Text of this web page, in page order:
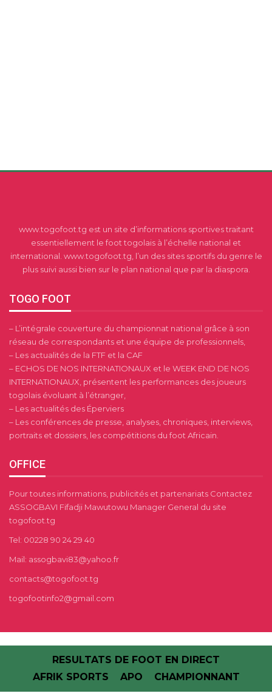
www.togofoot.tg est un site d’informations sportives traitant
essentiellement le foot togolais à l’échelle national et
international. www.togofoot.tg, l’un des sites sportifs du genre le
plus suivi aussi bien sur le plan national que par la diaspora.
TOGO FOOT
– L’intégrale couverture du championnat national grâce à son
réseau de correspondants et une équipe de professionnels,
– Les actualités de la FTF et la CAF
– ECHOS DE NOS INTERNATIONAUX et le WEEK END DE NOS
INTERNATIONAUX, présentent les performances des joueurs
togolais évoluant à l’étranger,
– Les actualités des Éperviers
– Les conférences de presse, analyses, chroniques, interviews,
portraits et dossiers, les compétitions du foot Africain.
OFFICE
Pour toutes informations, publicités et partenariats Contactez
ASSOGBAVI Fifadji Mawutowu Manager General du site
togofoot.tg
Tel: 00228 90 24 29 40
Mail: assogbavi83@yahoo.fr
contacts@togofoot.tg
togofootinfo2@gmail.com
RESULTATS DE FOOT EN DIRECT
AFRIK SPORTS
APO CHAMPIONNANT